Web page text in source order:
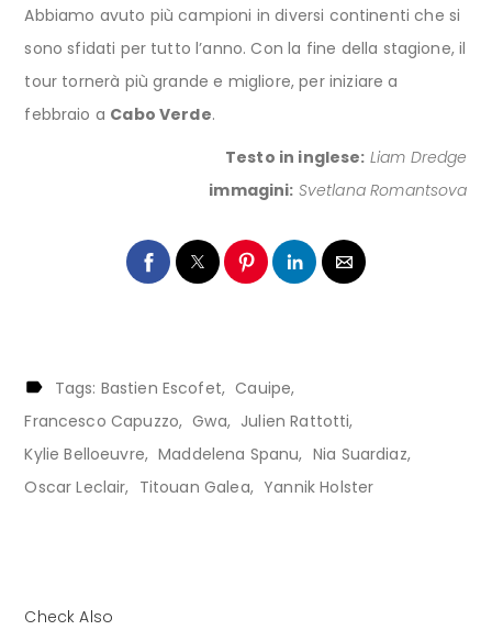
Abbiamo avuto più campioni in diversi continenti che si
sono sfidati per tutto l’anno. Con la fine della stagione, il
tour tornerà più grande e migliore, per iniziare a
febbraio a Cabo Verde.
Testo in inglese: Liam Dredge
immagini: Svetlana Romantsova
Tags: Bastien Escofet
Cauipe
Francesco Capuzzo
Gwa
Julien Rattotti
Kylie Belloeuvre
Maddelena Spanu
Nia Suardiaz
Oscar Leclair
Titouan Galea Yannik Holster
Check Also